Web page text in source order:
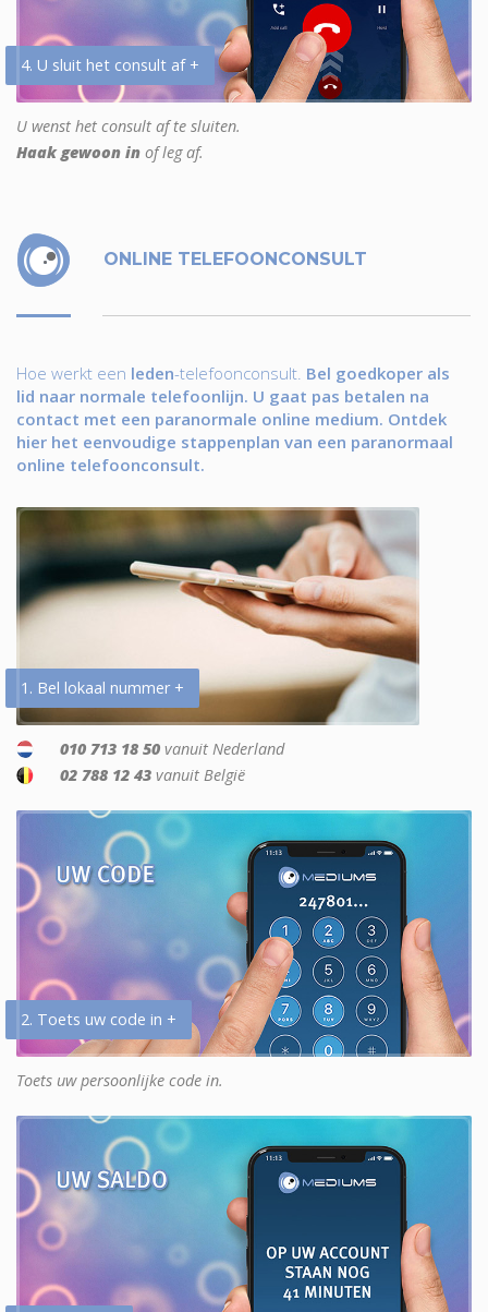
4. U sluit het consult af +
U wenst het consult af te sluiten.
Haak gewoon in of leg af.
ONLINE TELEFOONCONSULT
Hoe werkt een leden-telefoonconsult. Bel goedkoper als
lid naar normale telefoonlijn. U gaat pas betalen na
contact met een paranormale online medium. Ontdek
hier het eenvoudige stappenplan van een paranormaal
online telefoonconsult.
1. Bel lokaal nummer +
010 713 18 50 vanuit Nederland
02 788 12 43 vanuit België
2. Toets uw code in +
Toets uw persoonlijke code in.